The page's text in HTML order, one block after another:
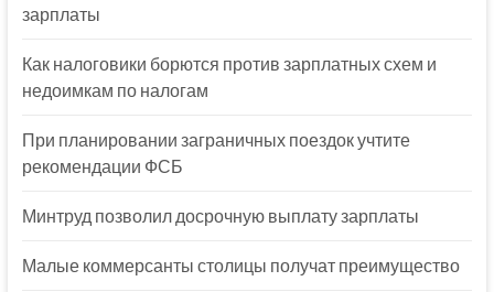
зарплаты
Как налоговики борются против зарплатных схем и
недоимкам по налогам
При планировании заграничных поездок учтите
рекомендации ФСБ
Минтруд позволил досрочную выплату зарплаты
Малые коммерсанты столицы получат преимущество